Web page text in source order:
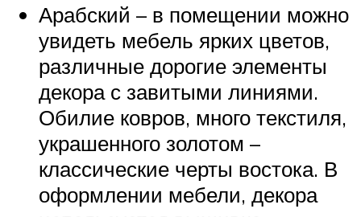
Арабский – в помещении можно
увидеть мебель ярких цветов,
различные дорогие элементы
декора с завитыми линиями.
Обилие ковров, много текстиля,
украшенного золотом –
классические черты востока. В
оформлении мебели, декора